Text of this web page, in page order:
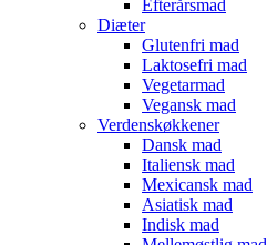
Efterårsmad
Diæter
Glutenfri mad
Laktosefri mad
Vegetarmad
Vegansk mad
Verdenskøkkener
Dansk mad
Italiensk mad
Mexicansk mad
Asiatisk mad
Indisk mad